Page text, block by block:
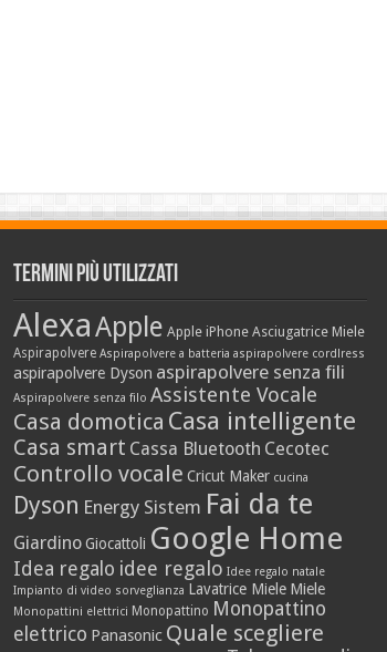
Termini più utilizzati
AlexaApple Apple iPhone Asciugatrice Miele
Aspirapolvere Aspirapolvere a batteria aspirapolvere cordlress
aspirapolvere Dyson aspirapolvere senza fili
Aspirapolvere senza filo Assistente Vocale
Casa domotica Casa intelligente
Casa smart Cassa Bluetooth Cecotec
Controllo vocale Cricut Maker cucina
Dyson Energy Sistem Fai da te
Giardino Giocattoli Google Home
Idea regalo idee regalo Idee regalo natale
Impianto di video sorveglianza Lavatrice Miele Miele
Monopattini elettrici Monopattino Monopattino
elettrico Panasonic Quale scegliere